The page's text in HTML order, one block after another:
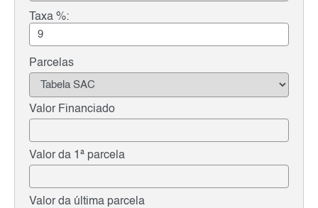
Taxa %:
Parcelas
Valor Financiado
Valor da 1ª parcela
Valor da última parcela